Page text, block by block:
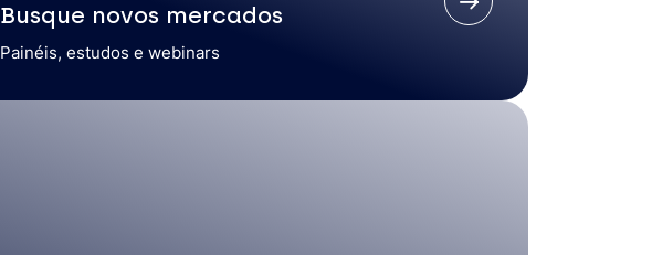
Busque novos mercados
Painéis, estudos e webinars